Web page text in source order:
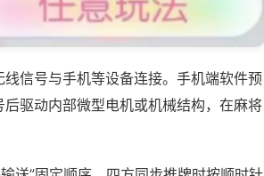
信号与手机等设备连接。手机端软件预
驱动内部微型电机或机械结构，在麻将